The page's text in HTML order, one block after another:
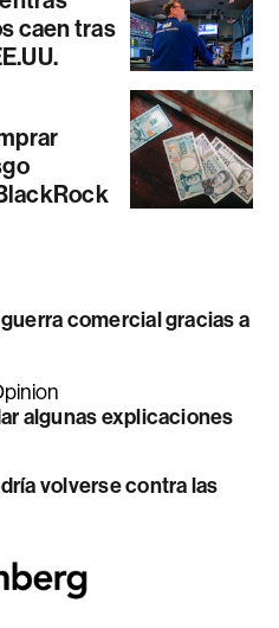
caen tras
comercial gracias a
algunas explicaciones
volverse contra las